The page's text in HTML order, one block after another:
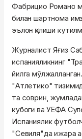
Фабрицио Романо
билан шартнома
эълон қилиши
Журналист Яғиз
испанияликнинг
йилга
"Атлетико"
та соврин,
кубоги ва УЕФА
Испаниялик
"Севиля"да ижара